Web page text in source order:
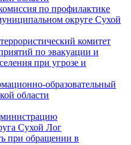
по профилактике
округе Сухой
комитет
по эвакуации и
при угрозе и
образовательный
области
Сухой Лог
при обращении в